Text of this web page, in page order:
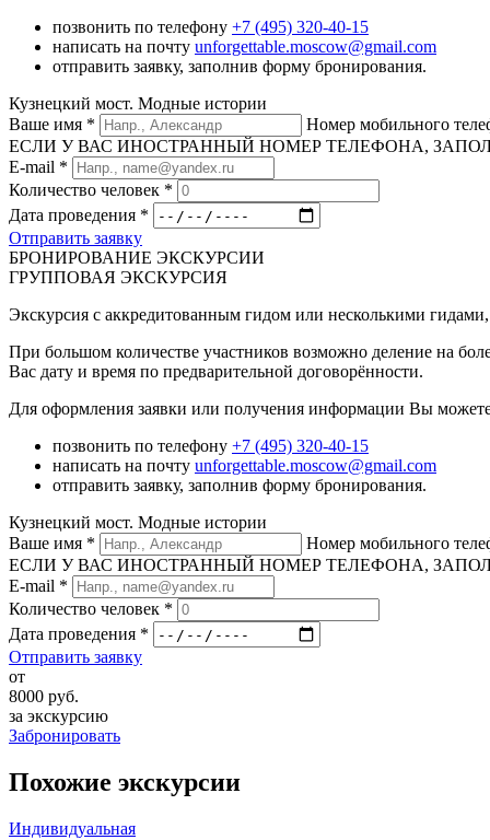
позвонить по телефону +7 (495) 320-40-15
написать на почту unforgettable.moscow@gmail.com
отправить заявку, заполнив форму бронирования.
Кузнецкий мост. Модные истории
Ваше имя *
Номер мобильного
ЕСЛИ У ВАС ИНОСТРАННЫЙ НОМЕР ТЕЛЕФОНА,
E-mail *
Количество человек *
Дата проведения *
Отправить заявку
БРОНИРОВАНИЕ ЭКСКУРСИИ
ГРУППОВАЯ ЭКСКУРСИЯ
Экскурсия с аккредитованным гидом или несколькими
При большом количестве участников возможно деление на
Вас дату и время по предварительной договорённости.
Для оформления заявки или получения информации Вы
позвонить по телефону +7 (495) 320-40-15
написать на почту unforgettable.moscow@gmail.com
отправить заявку, заполнив форму бронирования.
Кузнецкий мост. Модные истории
Ваше имя *
Номер мобильного
ЕСЛИ У ВАС ИНОСТРАННЫЙ НОМЕР ТЕЛЕФОНА,
E-mail *
Количество человек *
Дата проведения *
Отправить заявку
от
8000 руб.
за экскурсию
Забронировать
Похожие экскурсии
Индивидуальная